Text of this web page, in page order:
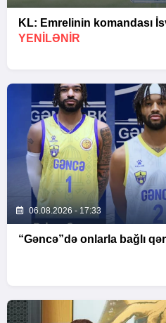
KL: Emrelinin komandası
YENİLƏNİR
06.08.2026 - 17:33
“Gəncə”də onlarla bağlı